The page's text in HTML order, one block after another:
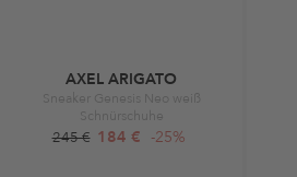
AXEL ARIGATO
Sneaker Genesis Neo weiß
Schnürschuhe
245 € 184 € -25%